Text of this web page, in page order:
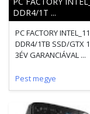
DDR4/1T ...
PC FACTORY
DDR4/1TB SSD/GTX
3ÉV GARANCIÁVAL ...
Pest megye